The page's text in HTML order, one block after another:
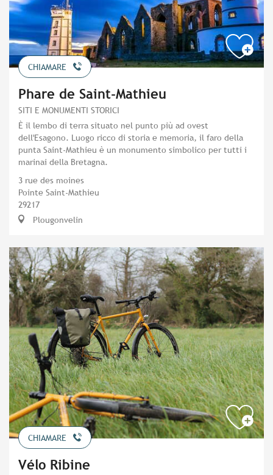
CHIAMARE
Phare de Saint-Mathieu
SITI E MONUMENTI STORICI
È il lembo di terra situato nel punto più ad ovest
dell'Esagono. Luogo ricco di storia e memoria, il faro della
punta Saint-Mathieu è un monumento simbolico per tutti i
marinai della Bretagna.
3 rue des moines
Pointe Saint-Mathieu
29217
Plougonvelin
CHIAMARE
Vélo Ribine